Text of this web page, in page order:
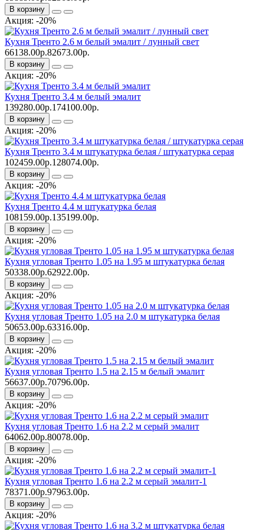
В корзину
Акция: -20%
Кухня Тренто 2.6 м белый эмалит / лунный свет
66138.00р.82673.00р.
В корзину
Акция: -20%
Кухня Тренто 3.4 м белый эмалит
139280.00р.174100.00р.
В корзину
Акция: -20%
Кухня Тренто 3.4 м штукатурка белая / штукатурка серая
102459.00р.128074.00р.
В корзину
Акция: -20%
Кухня Тренто 4.4 м штукатурка белая
108159.00р.135199.00р.
В корзину
Акция: -20%
Кухня угловая Тренто 1.05 на 1.95 м штукатурка белая
50338.00р.62922.00р.
В корзину
Акция: -20%
Кухня угловая Тренто 1.05 на 2.0 м штукатурка белая
50653.00р.63316.00р.
В корзину
Акция: -20%
Кухня угловая Тренто 1.5 на 2.15 м белый эмалит
56637.00р.70796.00р.
В корзину
Акция: -20%
Кухня угловая Тренто 1.6 на 2.2 м серый эмалит
64062.00р.80078.00р.
В корзину
Акция: -20%
Кухня угловая Тренто 1.6 на 2.2 м серый эмалит-1
78371.00р.97963.00р.
В корзину
Акция: -20%